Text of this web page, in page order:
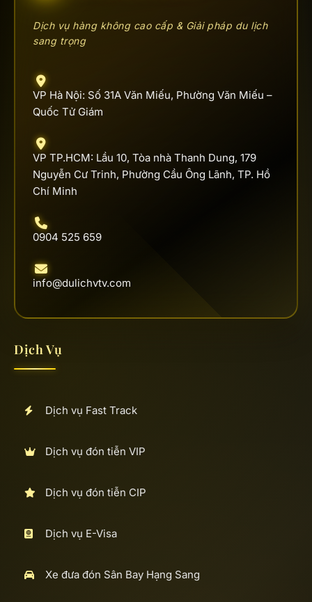
Dịch vụ hàng không cao cấp & Giải pháp du lịch
sang trọng
VP Hà Nội: Số 31A Văn Miếu, Phường Văn Miếu –
Quốc Tử Giám
VP TP.HCM: Lầu 10, Tòa nhà Thanh Dung, 179
Nguyễn Cư Trinh, Phường Cầu Ông Lãnh, TP. Hồ
Chí Minh
0904 525 659
info@dulichvtv.com
Dịch Vụ
Dịch vụ Fast Track
Dịch vụ đón tiễn VIP
Dịch vụ đón tiễn CIP
Dịch vụ E-Visa
Xe đưa đón Sân Bay Hạng Sang